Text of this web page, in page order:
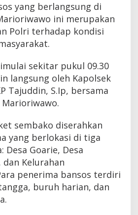
yang berlangsung di
ini merupakan
Polri terhadap kondisi
sekitar pukul 09.30
langsung oleh Kapolsek
Tajuddin, S.Ip, bersama
sembako diserahkan
yang berlokasi di tiga
Desa Goarie, Desa
Kelurahan
penerima bansos terdiri
buruh harian, dan